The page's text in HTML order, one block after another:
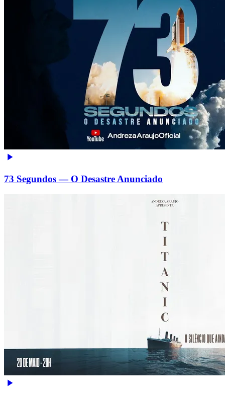
73 Segundos — O Desastre Anunciado